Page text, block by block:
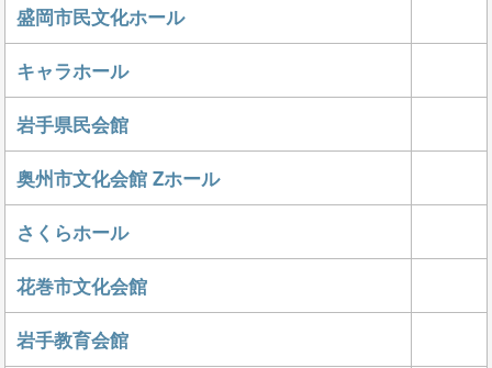
盛岡市民文化ホール
キャラホール
岩手県民会館
奥州市文化会館 Zホール
さくらホール
花巻市文化会館
岩手教育会館